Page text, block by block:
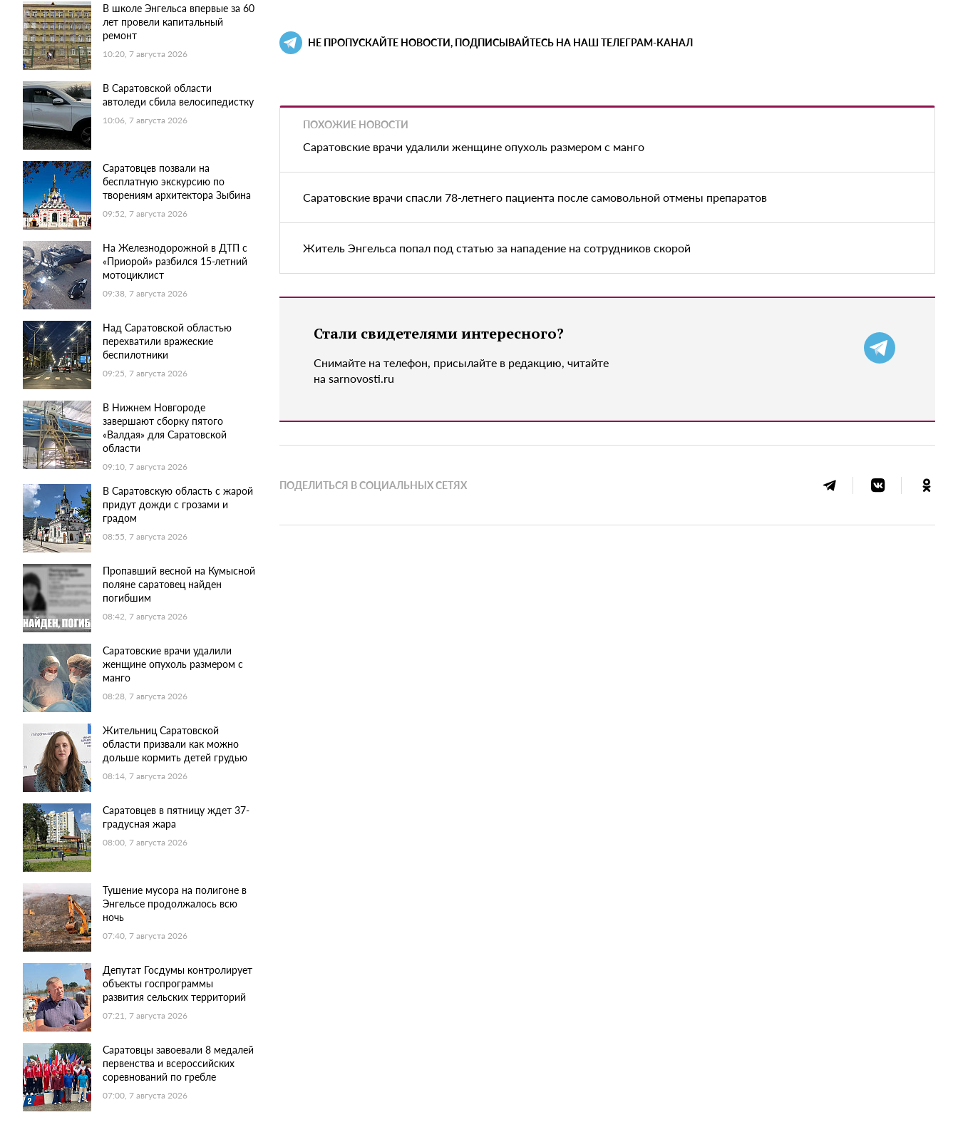
В школе Энгельса впервые за 60
лет провели капитальный
ремонт
10:20, 7 августа 2026
В Саратовской области
автоледи сбила велосипедистку
10:06, 7 августа 2026
Саратовцев позвали на
бесплатную экскурсию по
творениям архитектора Зыбина
09:52, 7 августа 2026
На Железнодорожной в ДТП с
«Приорой» разбился 15-летний
мотоциклист
09:38, 7 августа 2026
Над Саратовской областью
перехватили вражеские
беспилотники
09:25, 7 августа 2026
В Нижнем Новгороде
завершают сборку пятого
«Валдая» для Саратовской
области
09:10, 7 августа 2026
В Саратовскую область с жарой
придут дожди с грозами и
градом
08:55, 7 августа 2026
Пропавший весной на Кумысной
поляне саратовец найден
погибшим
08:42, 7 августа 2026
Саратовские врачи удалили
женщине опухоль размером с
манго
08:28, 7 августа 2026
Жительниц Саратовской
области призвали как можно
дольше кормить детей грудью
08:14, 7 августа 2026
Саратовцев в пятницу ждет 37-
градусная жара
08:00, 7 августа 2026
Тушение мусора на полигоне в
Энгельсе продолжалось всю
ночь
07:40, 7 августа 2026
Депутат Госдумы контролирует
объекты госпрограммы
развития сельских территорий
07:21, 7 августа 2026
Саратовцы завоевали 8 медалей
первенства и всероссийских
соревнований по гребле
07:00, 7 августа 2026
НЕ ПРОПУСКАЙТЕ НОВОСТИ, ПОДПИСЫВАЙТЕСЬ НА НАШ ТЕЛЕГРАМ-КАНАЛ
ПОХОЖИЕ НОВОСТИ
Саратовские врачи удалили женщине опухоль размером с манго
Саратовские врачи спасли 78-летнего пациента после самовольной отмены препаратов
Житель Энгельса попал под статью за нападение на сотрудников скорой
Стали свидетелями интересного?
Снимайте на телефон, присылайте в редакцию, читайте
на sarnovosti.ru
ПОДЕЛИТЬСЯ В СОЦИАЛЬНЫХ СЕТЯХ